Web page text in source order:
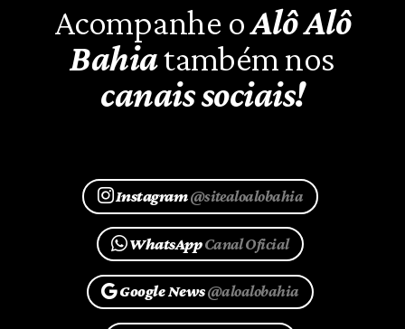
Acompanhe oAlô Alô
Bahiatambém nos
canais sociais!
Instagram@sitealoalobahia
WhatsAppCanal Oficial
Google News@aloalobahia